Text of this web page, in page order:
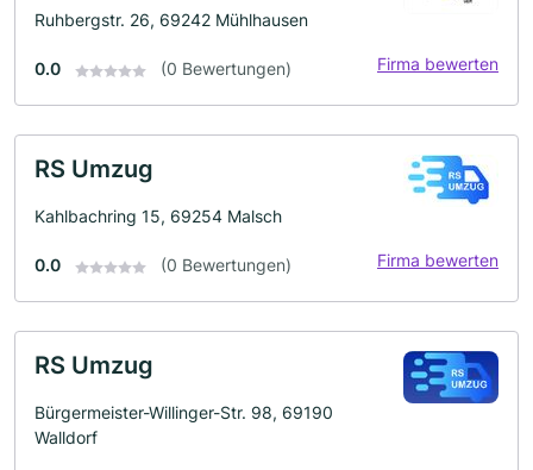
Ruhbergstr. 26, 69242 Mühlhausen
0.0 (0 Bewertungen) Firma bewerten
RS Umzug
Kahlbachring 15, 69254 Malsch
0.0 (0 Bewertungen) Firma bewerten
RS Umzug
Bürgermeister-Willinger-Str. 98, 69190
Walldorf